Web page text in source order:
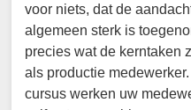
voor niets, dat de
algemeen sterk is
precies wat de kerntaken
als productie
cursus werken uw